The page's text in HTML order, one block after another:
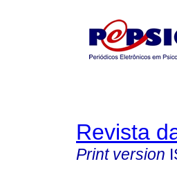
Revista
Print version